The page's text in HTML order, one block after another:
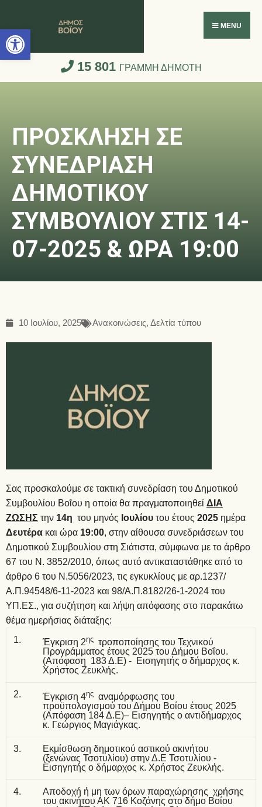
Ανοίξτε τη γραμμή εργαλείων
MENU
15 801 ΓΡΑΜΜΗ ΔΗΜΟΤΗ
ΠΡΟΣΚΛΗΣΗ ΣΕ
ΣΥΝΕΔΡΙΑΣΗ
ΔΗΜΟΤΙΚΟΥ
ΣΥΜΒΟΥΛΙΟΥ ΣΤΙΣ 14-
07-2025 & ΩΡΑ 19:00
10 Ιουλίου, 2025 Ανακοινώσεις,Δελτία τύπου
Σας προσκαλούμε σε τακτική συνεδρίαση του Δημοτικού
Συμβουλίου Βοΐου η οποία θα πραγματοποιηθείΔΙΑ
ΖΩΣΗΣτην 14η του μηνός Ιουλίουτου έτους 2025 ημέρα
Δευτέρα και ώρα 19:00, στην αίθουσα συνεδριάσεων του
Δημοτικού Συμβουλίου στη Σιάτιστα, σύμφωνα με το άρθρο
67 του Ν. 3852/2010, όπως αυτό αντικαταστάθηκε από το
άρθρο 6 του Ν.5056/2023, τις εγκυκλίους με αρ.1237/
Α.Π.94548/6-11-2023 και 98/Α.Π.8182/26-1-2024 του
ΥΠ.ΕΣ., για συζήτηση και λήψη απόφασης στο παρακάτω
θέμα ημερήσιας διάταξης:
1.
Έγκριση 2ης τροποποίησης του Τεχνικού
Προγράμματος έτους 2025 του Δήμου Βοΐου.
(Απόφαση 183 Δ.Ε) - Εισηγητής ο δήμαρχος κ.
Χρήστος Ζευκλής.
2.
Έγκριση 4ης αναμόρφωσης του
προϋπολογισμού του Δήμου Βοίου έτους 2025
(Απόφαση 184 Δ.Ε)– Εισηγητής ο αντιδήμαρχος
κ. Γεώργιος Μαγιάγκας.
3.
Εκμίσθωση δημοτικού αστικού ακινήτου
(ξενώνας Τσοτυλίου) στην Δ.Ε Τσοτυλίου -
Εισηγητής ο δήμαρχος κ. Χρήστος Ζευκλής.
4.
Αποδοχή ή μη των όρων παραχώρησης χρήσης
του ακινήτου ΑΚ 716 Κοζάνης στο δήμο Βοίου